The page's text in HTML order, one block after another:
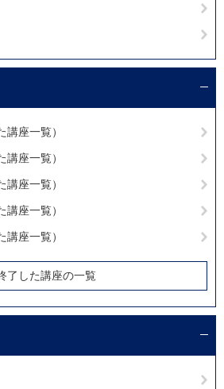
座一覧）
座一覧）
座一覧）
座一覧）
座一覧）
了した講座の一覧